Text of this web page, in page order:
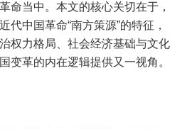
命当中。本文的核心关切在于，
代中国革命“南方策源”的特征，
权力格局、社会经济基础与文化
变革的内在逻辑提供又一视角。